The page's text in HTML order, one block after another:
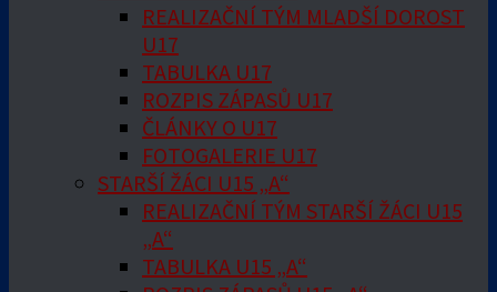
REALIZAČNÍ TÝM MLADŠÍ DOROST
U17
TABULKA U17
ROZPIS ZÁPASŮ U17
ČLÁNKY O U17
FOTOGALERIE U17
STARŠÍ ŽÁCI U15 „A“
REALIZAČNÍ TÝM STARŠÍ ŽÁCI U15
„A“
TABULKA U15 „A“